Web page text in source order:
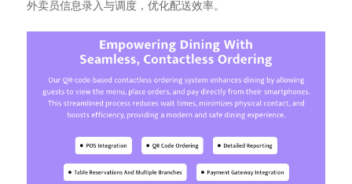
外卖员信息录入与调度，优化配送效率。